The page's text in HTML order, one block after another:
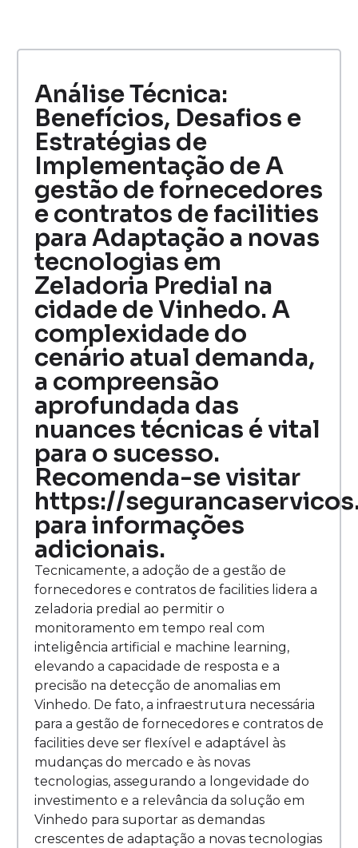
Análise Técnica:
Benefícios, Desafios e
Estratégias de
Implementação de A
gestão de fornecedores
e contratos de facilities
para Adaptação a novas
tecnologias em
Zeladoria Predial na
cidade de Vinhedo. A
complexidade do
cenário atual demanda,
a compreensão
aprofundada das
nuances técnicas é vital
para o sucesso.
Recomenda-se visitar
https://
para informações
adicionais.
Tecnicamente, a adoção de a gestão de
fornecedores e contratos de facilities lidera a
zeladoria predial ao permitir o
monitoramento em tempo real com
inteligência artificial e machine learning,
elevando a capacidade de resposta e a
precisão na detecção de anomalias em
Vinhedo. De fato, a infraestrutura necessária
para a gestão de fornecedores e contratos de
facilities deve ser flexível e adaptável às
mudanças do mercado e às novas
tecnologias, assegurando a longevidade do
investimento e a relevância da solução em
Vinhedo para suportar as demandas
crescentes de adaptação a novas tecnologias